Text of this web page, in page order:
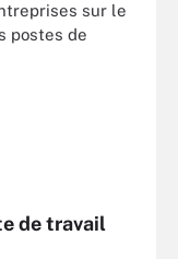
sur le
postes de
de travail